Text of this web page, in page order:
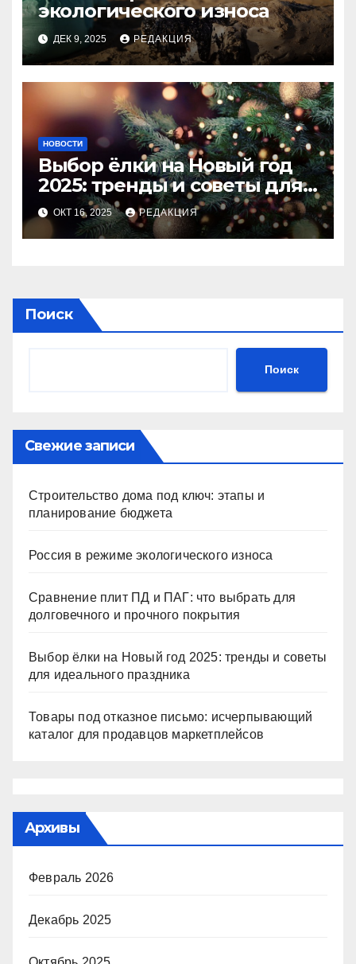
экологического износа
ДЕК 9, 2025 РЕДАКЦИЯ
НОВОСТИ
Выбор ёлки на Новый год
2025: тренды и советы для
идеального праздника
ОКТ 16, 2025 РЕДАКЦИЯ
Поиск
Поиск
Свежие записи
Строительство дома под ключ: этапы и
планирование бюджета
Россия в режиме экологического износа
Сравнение плит ПД и ПАГ: что выбрать для
долговечного и прочного покрытия
Выбор ёлки на Новый год 2025: тренды и советы
для идеального праздника
Товары под отказное письмо: исчерпывающий
каталог для продавцов маркетплейсов
Архивы
Февраль 2026
Декабрь 2025